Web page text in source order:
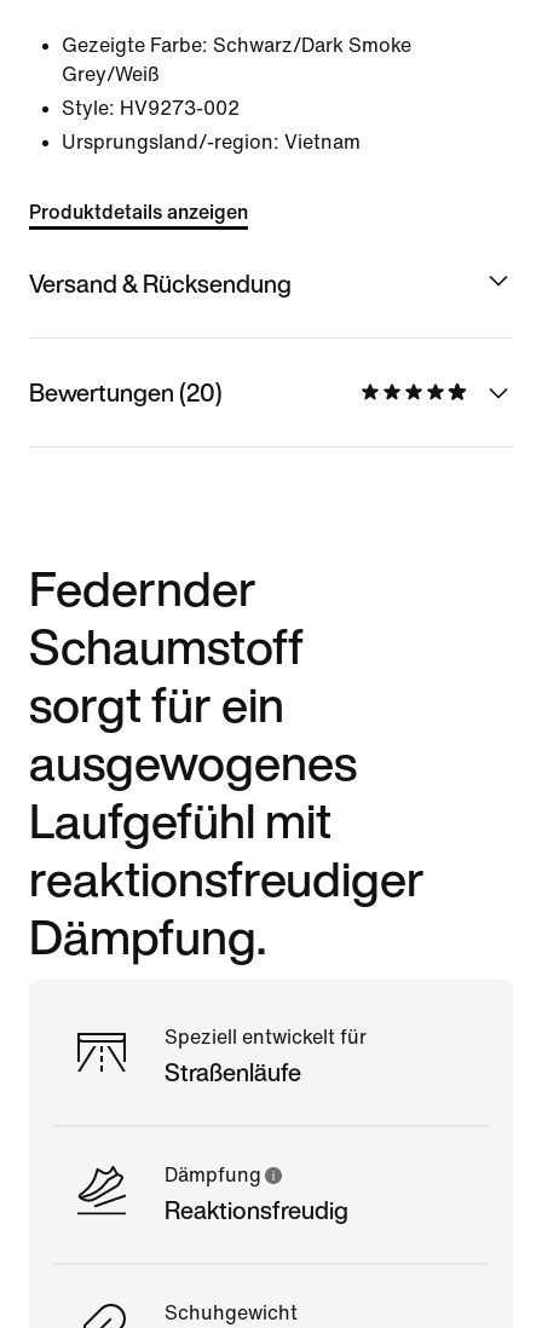
Gezeigte Farbe: Schwarz/Dark Smoke
Grey/Weiß
Style: HV9273-002
Ursprungsland/-region: Vietnam
Produktdetails anzeigen
Versand & Rücksendung
Bewertungen (20)
Federnder
Schaumstoff
sorgt für ein
ausgewogenes
Laufgefühl mit
reaktionsfreudiger
Dämpfung.
Speziell entwickelt für
Straßenläufe
Dämpfung
Reaktionsfreudig
Schuhgewicht